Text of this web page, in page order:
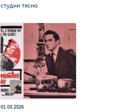
студии тесно
01.03.2026